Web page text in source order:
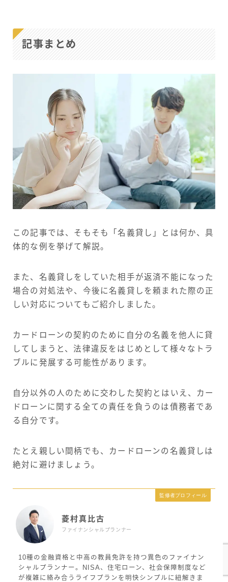
記事まとめ
この記事では、そもそも「名義貸し」とは何か、具
体的な例を挙げて解説。
また、名義貸しをしていた相手が返済不能になった
場合の対処法や、今後に名義貸しを頼まれた際の正
しい対応についてもご紹介しました。
カードローンの契約のために自分の名義を他人に貸
してしまうと、法律違反をはじめとして様々なトラ
ブルに発展する可能性があります。
自分以外の人のために交わした契約とはいえ、カー
ドローンに関する全ての責任を負うのは債務者であ
る自分です。
たとえ親しい間柄でも、カードローンの名義貸しは
絶対に避けましょう。
監修者プロフィール
菱村真比古
ファイナンシャルプランナー
10種の金融資格と中高の教員免許を持つ異色のファイナン
シャルプランナー。NISA、住宅ローン、社会保障制度など
が複雑に絡み合うライフプランを明快シンプルに紐解きま